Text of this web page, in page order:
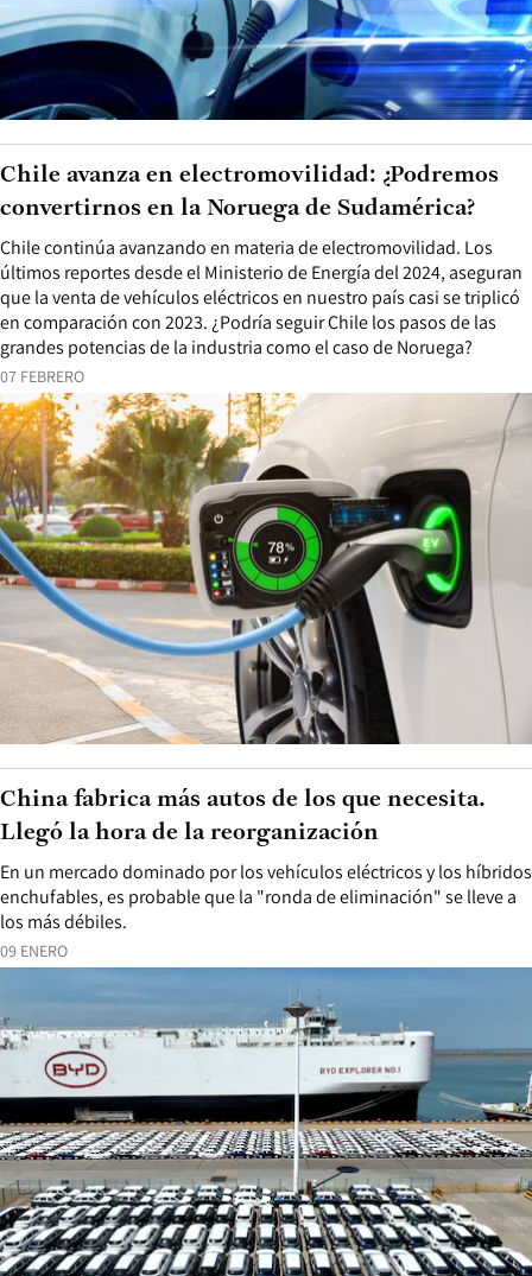
07 FEBRERO
Chile continúa avanzando en materia de electromovilidad. Los
últimos reportes desde el Ministerio de Energía del 2024, aseguran
que la venta de vehículos eléctricos en nuestro país casi se triplicó
en comparación con 2023. ¿Podría seguir Chile los pasos de las
grandes potencias de la industria como el caso de Noruega?
Chile avanza en electromovilidad: ¿Podremos
convertirnos en la Noruega de Sudamérica?
09 ENERO
En un mercado dominado por los vehículos eléctricos y los híbridos
enchufables, es probable que la "ronda de eliminación" se lleve a
los más débiles.
China fabrica más autos de los que necesita.
Llegó la hora de la reorganización